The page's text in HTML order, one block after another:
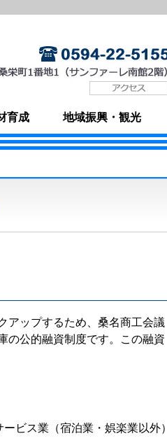
育成 地域振興・観光
アップするため、桑名商工会議
の公的融資制度です。この融資
ビス業（宿泊業・娯楽業以外）